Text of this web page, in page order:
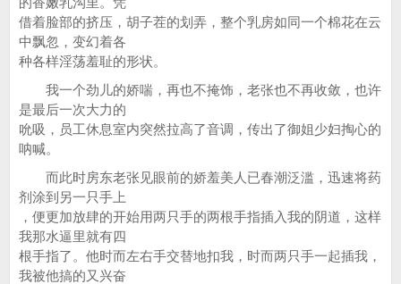
借着脸部的挤压，胡子茬的划弄，整个乳房如同一个棉花在云
中飘忽，变幻着各
种各样淫荡羞耻的形状。
我一个劲儿的娇喘，再也不掩饰，老张也不再收敛，也许
是最后一次大力的
吮吸，员工休息室内突然拉高了音调，传出了御姐少妇掏心的
呐喊。
而此时房东老张见眼前的娇羞美人已春潮泛滥，迅速将药
剂涂到另一只手上
，便更加放肆的开始用两只手的两根手指插入我的阴道，这样
我那水逼里就有四
根手指了。他时而左右手交替地扣我，时而两只手一起插我，
我被他搞的又兴奋